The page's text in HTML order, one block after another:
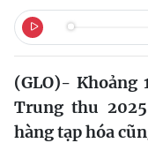
(GLO)- Khoảng
Trung thu
hàng tạp hóa